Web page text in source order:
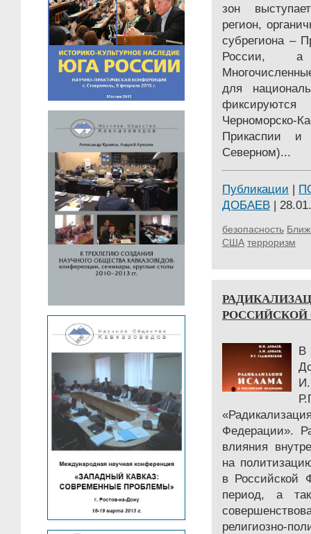
зон
регион,
субрегиона –
России, а
для
фиксируются
Черноморско-
Прикаспии
Северном)...
Публикации |
ДОБАЕВ |
безопасность
США терроризм
РОССИЙСКОЙ
В
Федерации».
влияния
на
в Российской
период, а
религиозно-